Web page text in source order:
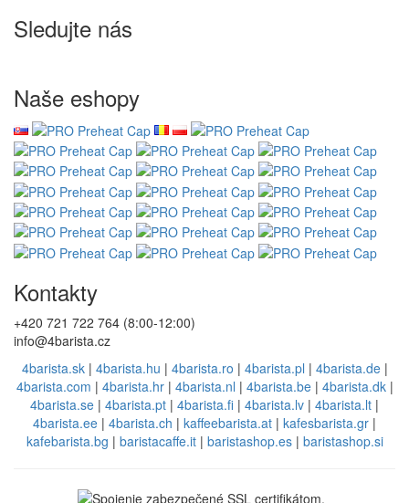
Sledujte nás
Naše eshopy
Kontakty
+420 721 722 764 (8:00-12:00)
info@4barista.cz
4barista.sk| 4barista.hu | 4barista.ro | 4barista.pl | 4barista.de|
4barista.com | 4barista.hr| 4barista.nl | 4barista.be| 4barista.dk|
4barista.se | 4barista.pt | 4barista.fi | 4barista.lv | 4barista.lt |
4barista.ee | 4barista.ch | kaffeebarista.at | kafesbarista.gr |
kafebarista.bg | baristacaffe.it| baristashop.es| baristashop.si